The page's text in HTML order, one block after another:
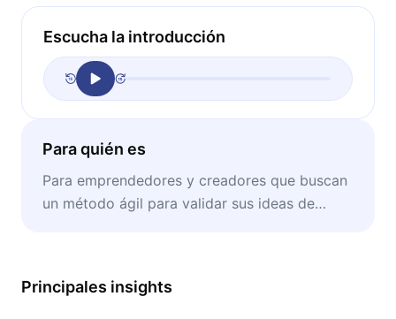
Escucha la introducción
Para quién es
Para emprendedores y creadores que buscan
un método ágil para validar sus ideas de
Principales insights